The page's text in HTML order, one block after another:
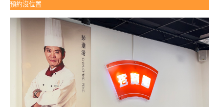
預約沒位置